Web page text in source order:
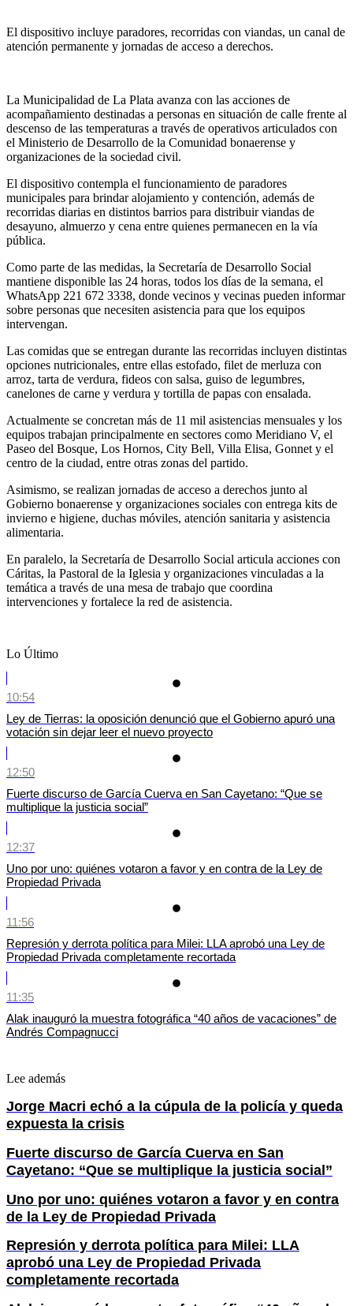
El dispositivo incluye paradores, recorridas con viandas, un canal de
atención permanente y jornadas de acceso a derechos.
La Municipalidad de La Plata avanza con las acciones de
acompañamiento destinadas a personas en situación de calle frente al
descenso de las temperaturas a través de operativos articulados con
el Ministerio de Desarrollo de la Comunidad bonaerense y
organizaciones de la sociedad civil.
El dispositivo contempla el funcionamiento de paradores
municipales para brindar alojamiento y contención, además de
recorridas diarias en distintos barrios para distribuir viandas de
desayuno, almuerzo y cena entre quienes permanecen en la vía
pública.
Como parte de las medidas, la Secretaría de Desarrollo Social
mantiene disponible las 24 horas, todos los días de la semana, el
WhatsApp 221 672 3338, donde vecinos y vecinas pueden informar
sobre personas que necesiten asistencia para que los equipos
intervengan.
Las comidas que se entregan durante las recorridas incluyen distintas
opciones nutricionales, entre ellas estofado, filet de merluza con
arroz, tarta de verdura, fideos con salsa, guiso de legumbres,
canelones de carne y verdura y tortilla de papas con ensalada.
Actualmente se concretan más de 11 mil asistencias mensuales y los
equipos trabajan principalmente en sectores como Meridiano V, el
Paseo del Bosque, Los Hornos, City Bell, Villa Elisa, Gonnet y el
centro de la ciudad, entre otras zonas del partido.
Asimismo, se realizan jornadas de acceso a derechos junto al
Gobierno bonaerense y organizaciones sociales con entrega kits de
invierno e higiene, duchas móviles, atención sanitaria y asistencia
alimentaria.
En paralelo, la Secretaría de Desarrollo Social articula acciones con
Cáritas, la Pastoral de la Iglesia y organizaciones vinculadas a la
temática a través de una mesa de trabajo que coordina
intervenciones y fortalece la red de asistencia.
Lo Último
10:54
Ley de Tierras: la oposición denunció que el Gobierno apuró una
votación sin dejar leer el nuevo proyecto
12:50
Fuerte discurso de García Cuerva en San Cayetano: “Que se
multiplique la justicia social”
12:37
Uno por uno: quiénes votaron a favor y en contra de la Ley de
Propiedad Privada
11:56
Represión y derrota política para Milei: LLA aprobó una Ley de
Propiedad Privada completamente recortada
11:35
Alak inauguró la muestra fotográfica “40 años de vacaciones” de
Andrés Compagnucci
Lee además
Jorge Macri echó a la cúpula de la policía y queda
expuesta la crisis
Fuerte discurso de García Cuerva en San
Cayetano: “Que se multiplique la justicia social”
Uno por uno: quiénes votaron a favor y en contra
de la Ley de Propiedad Privada
Represión y derrota política para Milei: LLA
aprobó una Ley de Propiedad Privada
completamente recortada